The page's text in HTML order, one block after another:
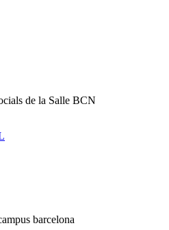
de la Salle BCN